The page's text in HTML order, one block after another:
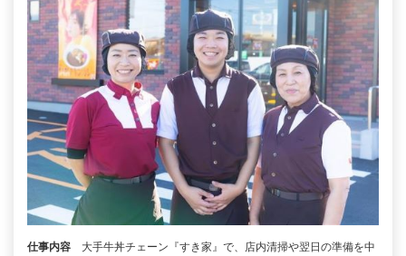
仕事内容
大手牛丼チェーン『すき家』で、店内清掃や翌日の準備を中